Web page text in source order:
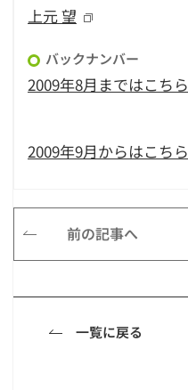
上元 望
バックナンバー
2009年8月まではこちら
2009年9月からはこちら
前の記事へ
一覧に戻る